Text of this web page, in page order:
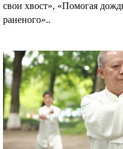
свои хвост», «Помогая
раненого»..